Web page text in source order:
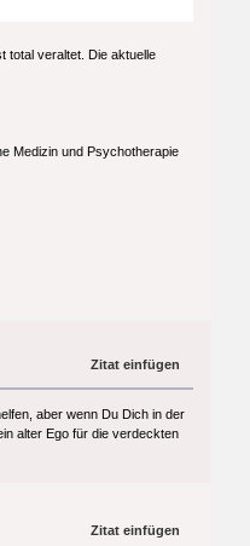
total veraltet. Die aktuelle
Medizin und Psychotherapie
Zitat einfügen
aber wenn Du Dich in der
alter Ego für die verdeckten
Zitat einfügen